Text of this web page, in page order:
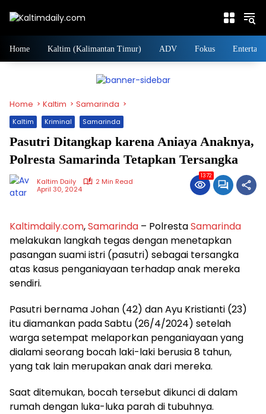
Home Kaltim (Kalimantan Timur) ADV Fokus Entertain
Home Kaltim Samarinda
Kaltim Kriminal Samarinda
Pasutri Ditangkap karena Aniaya Anaknya,
Polresta Samarinda Tetapkan Tersangka
Kaltim Daily
2 Min Read
April 30, 2024
1372
Kaltimdaily.com,Samarinda – PolrestaSamarinda
melakukan langkah tegas dengan menetapkan
pasangan suami istri (pasutri) sebagai tersangka
atas kasus penganiayaan terhadap anak mereka
sendiri.
Pasutri bernama Johan (42) dan Ayu Kristianti (23)
itu diamankan pada Sabtu (26/4/2024) setelah
warga setempat melaporkan penganiayaan yang
dialami seorang bocah laki-laki berusia 8 tahun,
yang tak lain merupakan anak dari mereka.
Saat ditemukan, bocah tersebut dikunci di dalam
rumah dengan luka-luka parah di tubuhnya.